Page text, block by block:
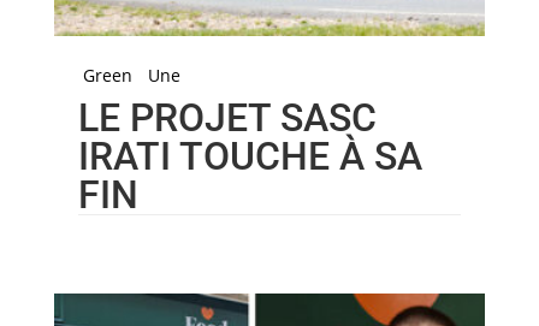
Green Une
LE PROJET SASC
IRATI TOUCHE À SA
FIN